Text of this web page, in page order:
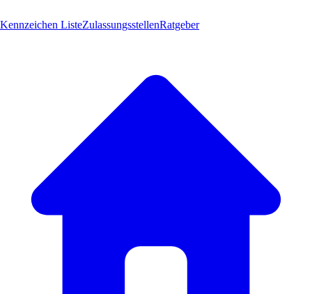
Kennzeichen ListeZulassungsstellenRatgeber